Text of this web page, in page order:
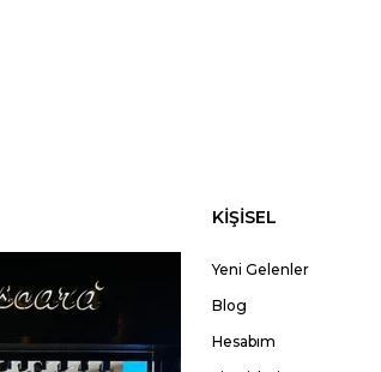
KİŞİSEL
Yeni Gelenler
Blog
Hesabım